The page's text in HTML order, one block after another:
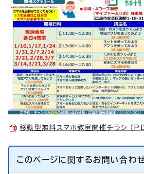
移動型無料スマホ教室開催チラシ （
このページに関するお問い合わ